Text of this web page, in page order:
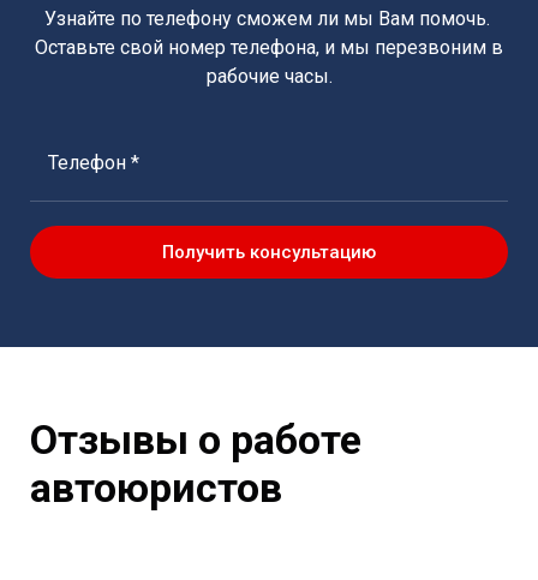
Узнайте по телефону сможем ли мы Вам помочь.
Оставьте свой номер телефона, и мы перезвоним в
рабочие часы.
Телефон *
Получить консультацию
Отзывы о работе
автоюристов